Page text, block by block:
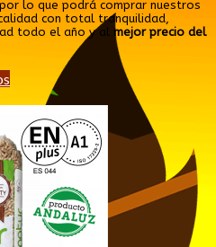
lo que podrá comprar nuestros
con total tranquilidad,
todo el año y al mejor precio del